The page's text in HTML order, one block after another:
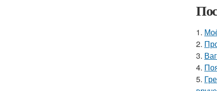
1.
2.
3.
4.
5.